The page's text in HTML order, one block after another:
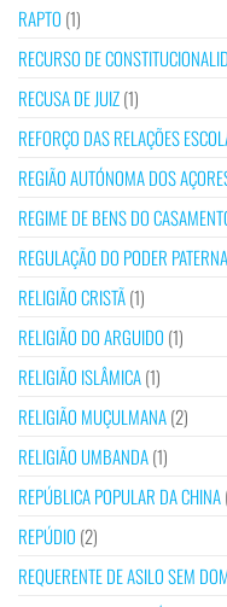
RAPTO (1)
RECURSO DE
RECUSA DE JUIZ(1)
REFORÇO DAS RELAÇÕES
REGIÃO AUTÓNOMA DOS
REGIME DE BENS DO
REGULAÇÃO DO PODER
RELIGIÃO CRISTÃ(1)
RELIGIÃO DO ARGUIDO (1)
RELIGIÃO ISLÂMICA(1)
RELIGIÃO MUÇULMANA(2)
RELIGIÃO UMBANDA(1)
REPÚBLICA POPULAR DA CHINA
REPÚDIO (2)
REQUERENTE DE ASILO SEM